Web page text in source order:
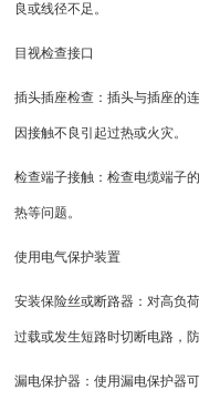
良或线径不足。
目视检查接口
插头插座检查：插头与插座的
因接触不良引起过热或火灾。
检查端子接触：检查电缆端子
热等问题。
使用电气保护装置
安装保险丝或断路器：对高负
过载或发生短路时切断电路，
漏电保护器：使用漏电保护器